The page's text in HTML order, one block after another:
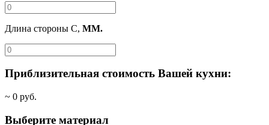
Длина стороны C, ММ.
Приблизительная стоимость Вашей кухни:
~ 0 руб.
Выберите материал